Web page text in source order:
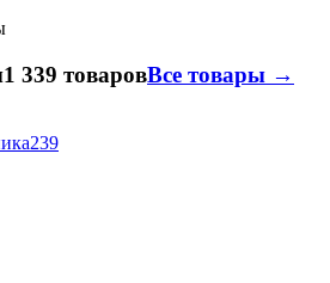
1 339 товаровВсе товары →
239